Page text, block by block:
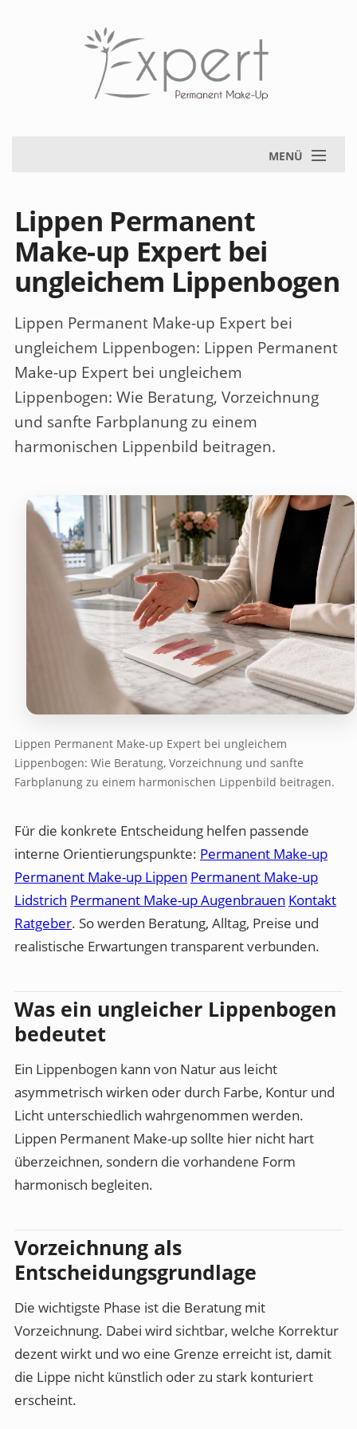
MENÜ
Lippen Permanent
Make-up Expert bei
ungleichem Lippenbogen
Lippen Permanent Make-up Expert bei
ungleichem Lippenbogen: Lippen Permanent
Make-up Expert bei ungleichem
Lippenbogen: Wie Beratung, Vorzeichnung
und sanfte Farbplanung zu einem
harmonischen Lippenbild beitragen.
Lippen Permanent Make-up Expert bei ungleichem
Lippenbogen: Wie Beratung, Vorzeichnung und sanfte
Farbplanung zu einem harmonischen Lippenbild beitragen.
Für die konkrete Entscheidung helfen passende
interne Orientierungspunkte: Permanent Make-up
Permanent Make-up Lippen Permanent Make-up
Lidstrich Permanent Make-up Augenbrauen Kontakt
Ratgeber. So werden Beratung, Alltag, Preise und
realistische Erwartungen transparent verbunden.
Was ein ungleicher Lippenbogen
bedeutet
Ein Lippenbogen kann von Natur aus leicht
asymmetrisch wirken oder durch Farbe, Kontur und
Licht unterschiedlich wahrgenommen werden.
Lippen Permanent Make-up sollte hier nicht hart
überzeichnen, sondern die vorhandene Form
harmonisch begleiten.
Vorzeichnung als
Entscheidungsgrundlage
Die wichtigste Phase ist die Beratung mit
Vorzeichnung. Dabei wird sichtbar, welche Korrektur
dezent wirkt und wo eine Grenze erreicht ist, damit
die Lippe nicht künstlich oder zu stark konturiert
erscheint.